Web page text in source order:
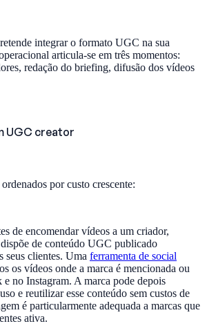
integrar o formato UGC na sua
articula-se em três momentos:
redação do briefing, difusão dos vídeos
UGC creator
por custo crescente:
de encomendar vídeos a um criador,
de conteúdo UGC publicado
seus clientes. Uma ferramenta de social
os vídeos onde a marca é mencionada ou
no Instagram. A marca pode depois
e reutilizar esse conteúdo sem custos de
é particularmente adequada a marcas que
ativa.